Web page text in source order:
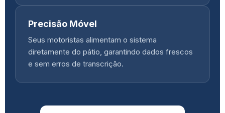
Precisão Móvel
Seus motoristas alimentam o sistema
diretamente do pátio, garantindo dados frescos
e sem erros de transcrição.